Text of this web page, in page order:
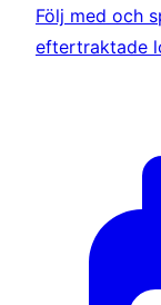
Följ med och
eftertraktade